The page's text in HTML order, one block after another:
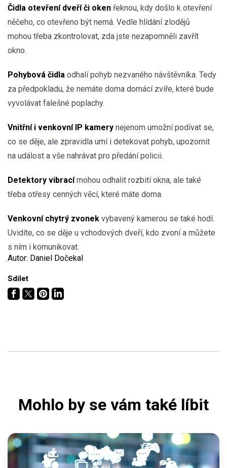
Čidla otevření dveří či oken řeknou, kdy došlo k otevření
něčeho, co otevřeno být nemá. Vedle hlídání zlodějů
mohou třeba zkontrolovat, zda jste nezapomněli zavřít
okno.
Pohybová čidla odhalí pohyb nezvaného návštěvníka. Tedy
za předpokladu, že nemáte doma domácí zvíře, které bude
vyvolávat falešné poplachy.
Vnitřní i venkovní IP kamery nejenom umožní podívat se,
co se děje, ale zpravidla umí i detekovat pohyb, upozornit
na událost a vše nahrávat pro předání policii.
Detektory vibracímohou odhalit rozbití okna, ale také
třeba otřesy cenných věcí, které máte doma.
Venkovní chytrý zvonek vybavený kamerou se také hodí.
Uvidíte, co se děje u vchodových dveří, kdo zvoní a můžete
s ním i komunikovat.
Autor: Daniel Dočekal
Sdílet
Mohlo by se vám také líbit